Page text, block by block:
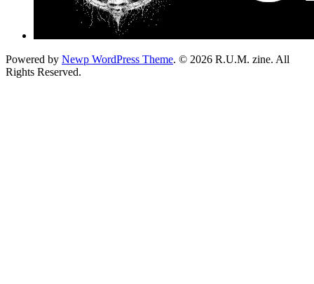
Powered by Newp WordPress Theme. © 2026 R.U.M. zine. All
Rights Reserved.